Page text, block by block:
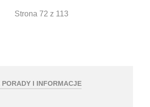
Strona 72 z 113
PORADY I INFORMACJE